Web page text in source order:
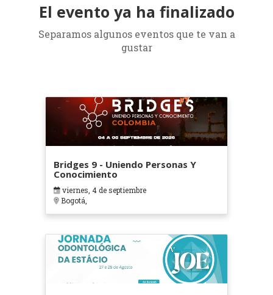
El evento ya ha finalizado
Separamos algunos eventos que te van a
gustar
Bridges 9 - Uniendo Personas Y
Conocimiento
viernes, 4 de septiembre
Bogotá,